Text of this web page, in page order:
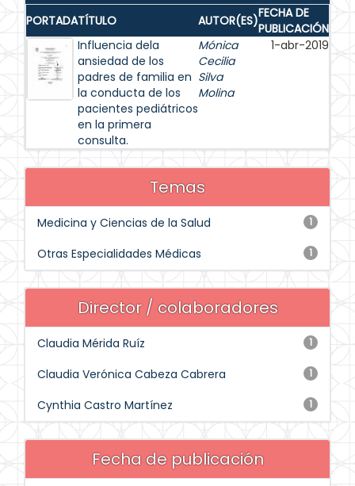
PORTADATÍTULO AUTOR(ES)FECHA DE
PUBLICACIÓN
Influencia dela
ansiedad de los
padres de familia en
la conducta de los
pacientes pediátricos
en la primera
consulta.
Mónica
Cecilia
Silva
Molina
1-abr-2019
Temas
1
Medicina y Ciencias de la Salud
1
Otras Especialidades Médicas
Director / colaboradores
1
Claudia Mérida Ruíz
1
Claudia Verónica Cabeza Cabrera
1
Cynthia Castro Martínez
Fecha de publicación